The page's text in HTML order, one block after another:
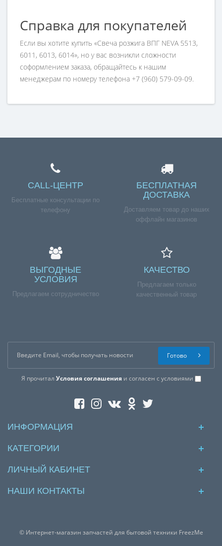
Справка для покупателей
Если вы хотите купить «Cвеча розжига ВПГ NEVA 5513,
6011, 6013, 6014», но у вас возникли сложности
соформлением заказа, обращайтесь к нашим
менеджерам по номеру телефона +7 (960) 579-09-09.
CALL-ЦЕНТР
Бесплатные консультации по
телефону
БЕСПЛАТНАЯ
ДОСТАВКА
Доставляем товар до наших
оффлайн магазинов
ВЫГОДНЫЕ
УСЛОВИЯ
Предлагаем сотрудничество
КАЧЕСТВО
Предлагаем только
качественный товар
Я прочитал Условия соглашенияи согласен с условиями
Готово
ИНФОРМАЦИЯ
КАТЕГОРИИ
ЛИЧНЫЙ КАБИНЕТ
НАШИ КОНТАКТЫ
© Интернет-магазин запчастей для бытовой техники FreezMe